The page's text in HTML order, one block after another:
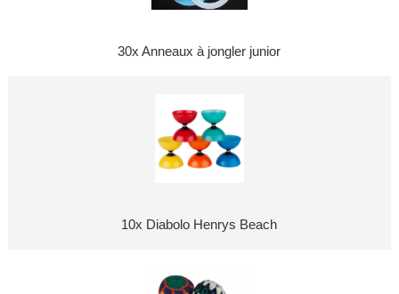
30x Anneaux à jongler junior
10x Diabolo Henrys Beach